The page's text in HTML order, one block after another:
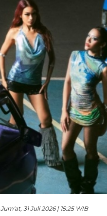
Jum'at, 31 Juli 2026 | 15:25 WIB